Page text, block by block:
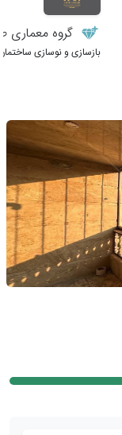
گروه معماری
بازسازی و نوسازی